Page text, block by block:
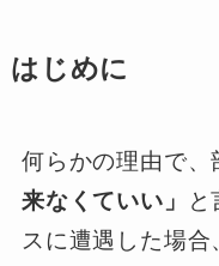
はじめに
何らかの理由で、
来なくていい」
スに遭遇した場合